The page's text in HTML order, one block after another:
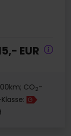
EUR
CO2-
G